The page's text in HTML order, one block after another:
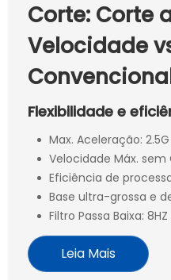
Corte: Corte
Velocidade
Flexibilidade e
Max. Aceleração: 2.5G
Velocidade Máx.
Eficiência de
Base ultra-grossa e
Filtro Passa Baixa: 8HZ
Leia Mais